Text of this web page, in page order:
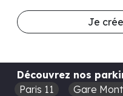
Je
Découvrez nos
Paris 11
Gare